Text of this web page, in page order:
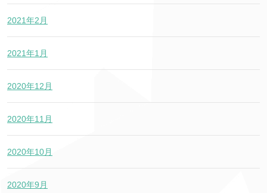
2021年2月
2021年1月
2020年12月
2020年11月
2020年10月
2020年9月